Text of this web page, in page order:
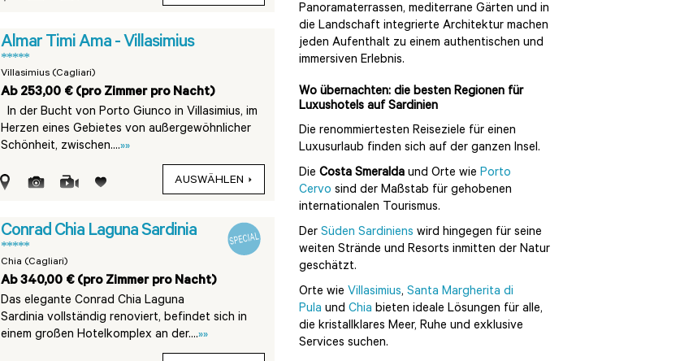
Almar Timi Ama - Villasimius
*****
Villasimius (Cagliari)
Ab 253,00 € (pro Zimmer pro Nacht)
In der Bucht von Porto Giunco in Villasimius, im
Herzen eines Gebietes von außergewöhnlicher
Schönheit, zwischen....»»
AUSWÄHLEN
Conrad Chia Laguna Sardinia
*****
Chia (Cagliari)
Ab 340,00 € (pro Zimmer pro Nacht)
Das elegante Conrad Chia Laguna
Sardinia vollständig renoviert, befindet sich in
einem großen Hotelkomplex an der....»»
Panoramaterrassen, mediterrane Gärten und in
die Landschaft integrierte Architektur machen
jeden Aufenthalt zu einem authentischen und
immersiven Erlebnis.
Wo übernachten: die besten Regionen für
Luxushotels auf Sardinien
Die renommiertesten Reiseziele für einen
Luxusurlaub finden sich auf der ganzen Insel.
Die Costa Smeralda und Orte wie Porto
Cervo sind der Maßstab für gehobenen
internationalen Tourismus.
Der Süden Sardiniens wird hingegen für seine
weiten Strände und Resorts inmitten der Natur
geschätzt.
Orte wie Villasimius, Santa Margherita di
Pula und Chia bieten ideale Lösungen für alle,
die kristallklares Meer, Ruhe und exklusive
Services suchen.